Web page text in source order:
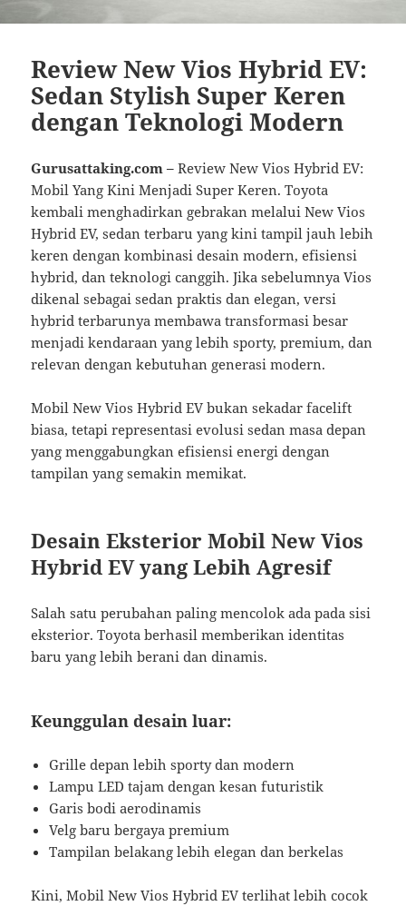
Review New Vios Hybrid EV:
Sedan Stylish Super Keren
dengan Teknologi Modern
Gurusattaking.com – Review New Vios Hybrid EV:
Mobil Yang Kini Menjadi Super Keren. Toyota
kembali menghadirkan gebrakan melalui New Vios
Hybrid EV, sedan terbaru yang kini tampil jauh lebih
keren dengan kombinasi desain modern, efisiensi
hybrid, dan teknologi canggih. Jika sebelumnya Vios
dikenal sebagai sedan praktis dan elegan, versi
hybrid terbarunya membawa transformasi besar
menjadi kendaraan yang lebih sporty, premium, dan
relevan dengan kebutuhan generasi modern.
Mobil New Vios Hybrid EV bukan sekadar facelift
biasa, tetapi representasi evolusi sedan masa depan
yang menggabungkan efisiensi energi dengan
tampilan yang semakin memikat.
Desain Eksterior Mobil New Vios
Hybrid EV yang Lebih Agresif
Salah satu perubahan paling mencolok ada pada sisi
eksterior. Toyota berhasil memberikan identitas
baru yang lebih berani dan dinamis.
Keunggulan desain luar:
Grille depan lebih sporty dan modern
Lampu LED tajam dengan kesan futuristik
Garis bodi aerodinamis
Velg baru bergaya premium
Tampilan belakang lebih elegan dan berkelas
Kini, Mobil New Vios Hybrid EV terlihat lebih cocok